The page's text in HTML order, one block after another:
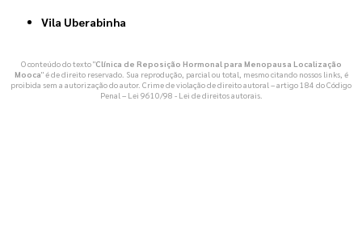
Vila Uberabinha
O conteúdo do texto "Clínica de Reposição Hormonal para Menopausa Localização
Mooca" é de direito reservado. Sua reprodução, parcial ou total, mesmo citando nossos links, é
proibida sem a autorização do autor. Crime de violação de direito autoral – artigo 184 do Código
Penal – Lei 9610/98 - Lei de direitos autorais.